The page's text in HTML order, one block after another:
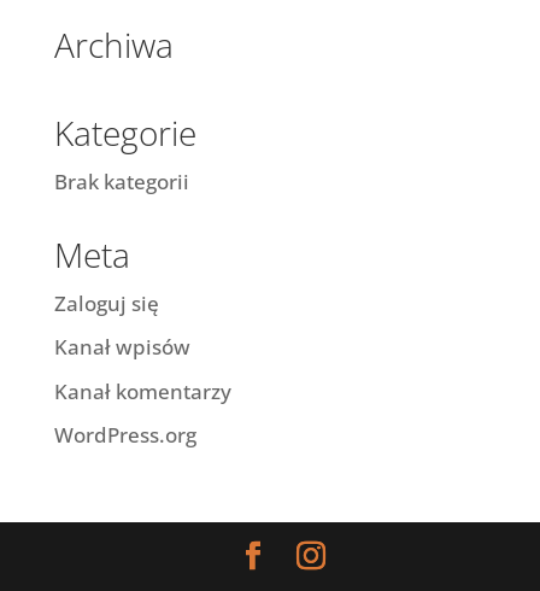
Archiwa
Kategorie
Brak kategorii
Meta
Zaloguj się
Kanał wpisów
Kanał komentarzy
WordPress.org